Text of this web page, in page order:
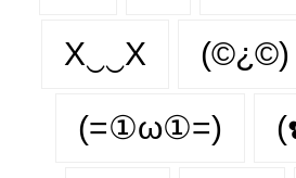
X‿‿X (©¿©)
(=①ω①=)